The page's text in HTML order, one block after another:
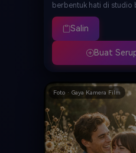
berbentuk hati di studio
pink, busana serasi lucu,
putih dengan tulisan
Valentine's Day' di
grain film vintage
hangat nostalgia,
Salin
Buat
Foto · Gaya Kamera Film